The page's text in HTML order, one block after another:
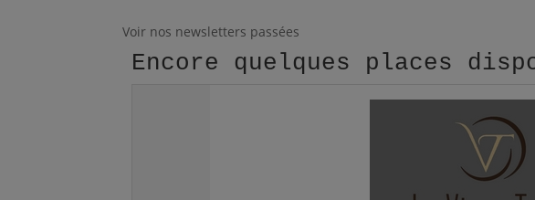
Voir nos newsletters passées
Encore quelques places